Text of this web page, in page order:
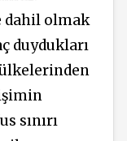
dahil olmak
duydukları
sınırı